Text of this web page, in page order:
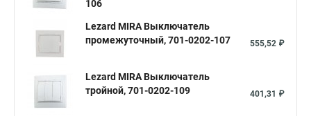
106
Lezard MIRA Выключатель
промежуточный, 701-0202-107
555,52 ₽
Lezard MIRA Выключатель
тройной, 701-0202-109
401,31 ₽